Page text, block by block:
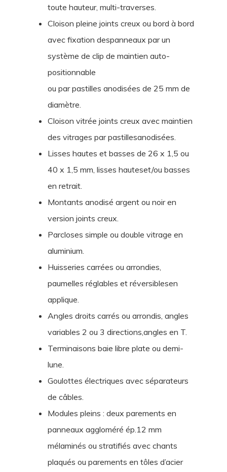
toute hauteur, multi-traverses.
Cloison pleine joints creux ou bord à bord
avec fixation despanneaux par un
système de clip de maintien auto-
positionnable
ou par pastilles anodisées de 25 mm de
diamètre.
Cloison vitrée joints creux avec maintien
des vitrages par pastillesanodisées.
Lisses hautes et basses de 26 x 1,5 ou
40 x 1,5 mm, lisses hauteset/ou basses
en retrait.
Montants anodisé argent ou noir en
version joints creux.
Parcloses simple ou double vitrage en
aluminium.
Huisseries carrées ou arrondies,
paumelles réglables et réversiblesen
applique.
Angles droits carrés ou arrondis, angles
variables 2 ou 3 directions,angles en T.
Terminaisons baie libre plate ou demi-
lune.
Goulottes électriques avec séparateurs
de câbles.
Modules pleins : deux parements en
panneaux aggloméré ép.12 mm
mélaminés ou stratifiés avec chants
plaqués ou parements en tôles d’acier